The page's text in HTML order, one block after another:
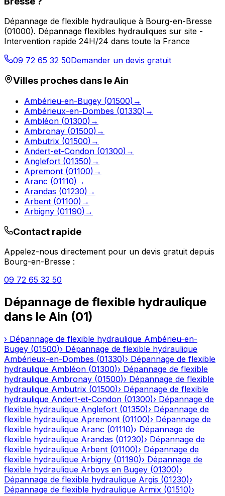
Dépannage de flexible hydraulique à Bourg-en-Bresse
(01000). Dépannage flexibles hydrauliques sur site -
Intervention rapide 24H/24 dans toute la France
09 72 65 32 50Demander un devis gratuit
Villes proches dans leAin
Ambérieu-en-Bugey (01500) →
Ambérieux-en-Dombes (01330) →
Ambléon (01300) →
Ambronay (01500) →
Ambutrix (01500) →
Andert-et-Condon (01300) →
Anglefort (01350) →
Apremont (01100) →
Aranc (01110) →
Arandas (01230) →
Arbent (01100) →
Arbigny (01190) →
Contact rapide
Appelez-nous directement pour un devis gratuit depuis
Bourg-en-Bresse :
09 72 65 32 50
Dépannage de flexible hydraulique
dans le Ain (01)
› Dépannage de flexible hydraulique Ambérieu-en-
Bugey (01500)› Dépannage de flexible hydraulique
Ambérieux-en-Dombes (01330)› Dépannage de flexible
hydraulique Ambléon (01300)› Dépannage de flexible
hydraulique Ambronay (01500)› Dépannage de flexible
hydraulique Ambutrix (01500)› Dépannage de flexible
hydraulique Andert-et-Condon (01300)› Dépannage de
flexible hydraulique Anglefort (01350)› Dépannage de
flexible hydraulique Apremont (01100)› Dépannage de
flexible hydraulique Aranc (01110)› Dépannage de
flexible hydraulique Arandas (01230)› Dépannage de
flexible hydraulique Arbent (01100)› Dépannage de
flexible hydraulique Arbigny (01190)› Dépannage de
flexible hydraulique Arboys en Bugey (01300)›
Dépannage de flexible hydraulique Argis (01230)›
Dépannage de flexible hydraulique Armix (01510)›